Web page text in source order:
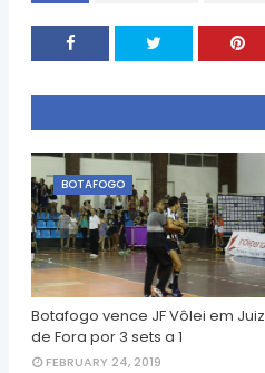
BOTAFOGO
Botafogo vence JF Vôlei em Juiz
de Fora por 3 sets a 1
FEBRUARY 24, 2019